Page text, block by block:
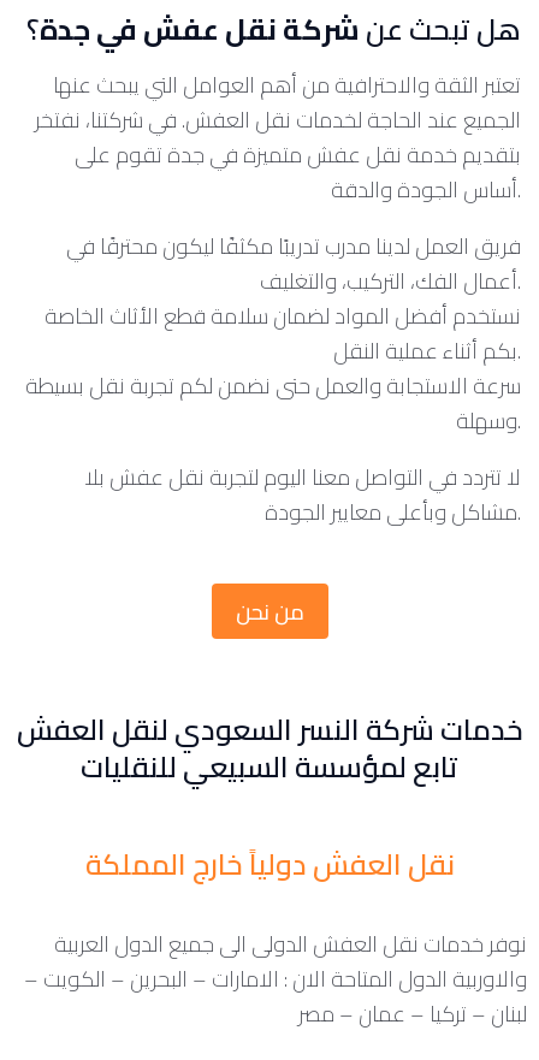
هل تبحث عنشركة نقل عفش في جدة؟
تعتبر الثقة والاحترافية من أهم العوامل التي يبحث عنها
الجميع عند الحاجة لخدمات نقل العفش. في شركتنا، نفتخر
بتقديم خدمة نقل عفش متميزة في جدة تقوم على
أساس الجودة والدقة.
أعمال الفك، التركيب، والتغليف.
نستخدم أفضل المواد لضمان سلامة قطع الأثاث الخاصة
بكم أثناء عملية النقل.
سرعة الاستجابة والعمل حتى نضمن لكم تجربة نقل بسيطة
وسهلة.
لا تتردد في التواصل معنا اليوم لتجربة نقل عفش بلا
مشاكل وبأعلى معايير الجودة.
من نحن
خدمات شركة النسر السعودي لنقل العفش
تابع لمؤسسة السبيعي للنقليات
نقل العفش دولياً خارج المملكة
نوفر خدمات نقل العفش الدولى الى جميع الدول العربية
والاوربية الدول المتاحة الان : الامارات – البحرين – الكويت –
لبنان – تركيا – عمان – مصر